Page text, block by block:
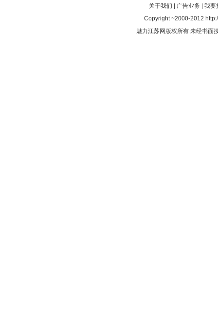
关于我们
广告业务
我要
Copyright ~2000-2012
魅力江苏网版权所有 未经书面